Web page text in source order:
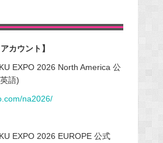
カウント】
EXPO 2026 North America 公
語)
na2026/
EXPO 2026 EUROPE 公式